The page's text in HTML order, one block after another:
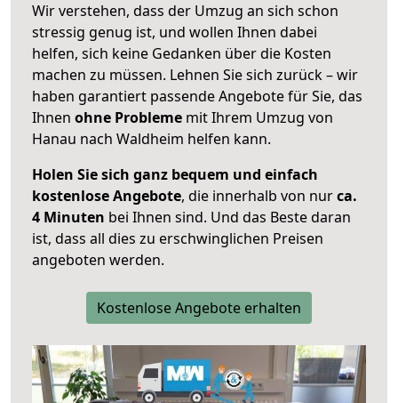
Wir verstehen, dass der Umzug an sich schon
stressig genug ist, und wollen Ihnen dabei
helfen, sich keine Gedanken über die Kosten
machen zu müssen. Lehnen Sie sich zurück – wir
haben garantiert passende Angebote für Sie, das
Ihnen ohne Probleme mit Ihrem Umzug von
Hanau nach Waldheim helfen kann.
Holen Sie sich ganz bequem und einfach
kostenlose Angebote, die innerhalb von nurca.
4 Minuten bei Ihnen sind. Und das Beste daran
ist, dass all dies zu erschwinglichen Preisen
angeboten werden.
Kostenlose Angebote erhalten